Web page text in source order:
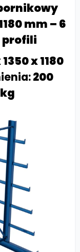
mm – 6
profili
x 1180
200